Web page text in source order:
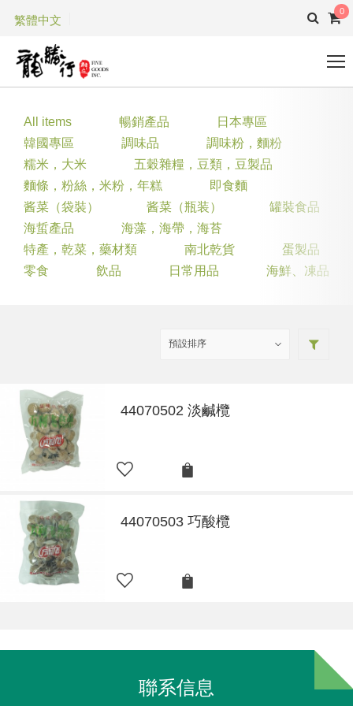
繁體中文
0
All items 暢銷產品
日本專區
韓國專區
調味品
調味粉，麵粉
糯米，大米
五穀雜糧，豆類，豆製品
麵條，粉絲，米粉，年糕
即食麵
酱菜（袋裝）
酱菜（瓶装）
罐裝食品
海蜇產品
海藻，海帶，海苔
特產，乾菜，藥材類
南北乾貨
蛋製品
零食
飲品 日常用品 海鮮、凍品
44070502 淡鹹欖
44070503 巧酸欖
聯系信息